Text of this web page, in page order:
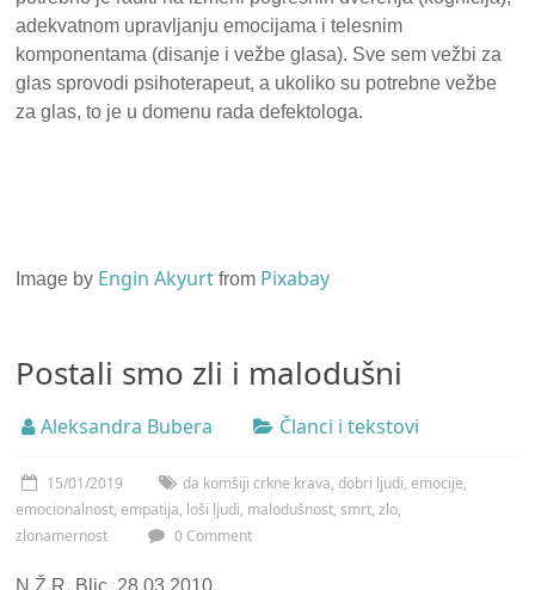
adekvatnom upravljanju emocijama i telesnim
komponentama (disanje i vežbe glasa). Sve sem vežbi za
glas sprovodi psihoterapeut, a ukoliko su potrebne vežbe
za glas, to je u domenu rada defektologa.
Image by Engin Akyurt from Pixabay
Postali smo zli i malodušni
Aleksandra Bubera Članci i tekstovi
15/01/2019 da komšiji crkne krava,dobri ljudi,emocije,
emocionalnost,empatija, loši ljudi, malodušnost,smrt,zlo,
zlonamernost
0 Comment
N.Ž.R, Blic, 28.03.2010.